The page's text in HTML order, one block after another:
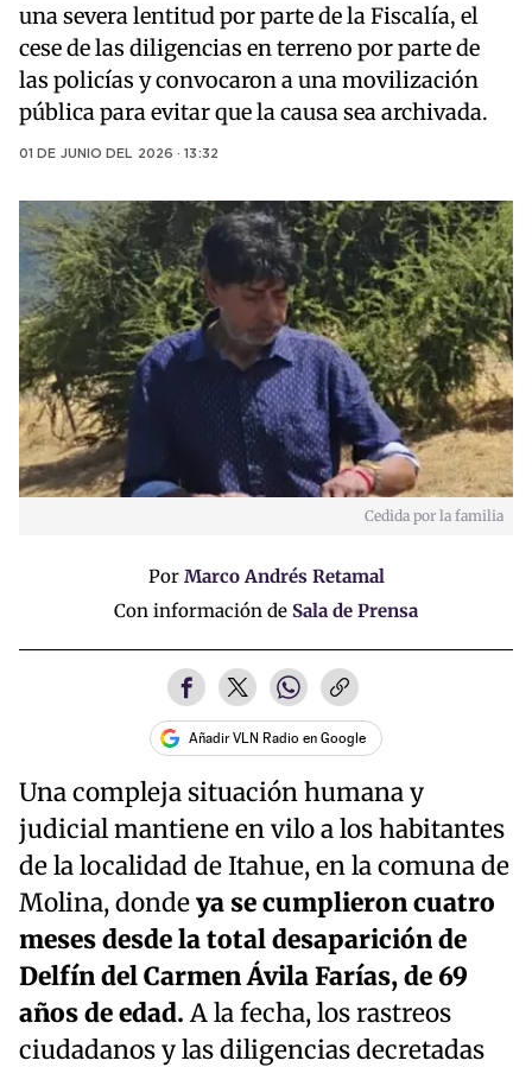
una severa lentitud por parte de la Fiscalía, el
cese de las diligencias en terreno por parte de
las policías y convocaron a una movilización
pública para evitar que la causa sea archivada.
01 DE JUNIO DEL 2026 · 13:32
Cedida por la familia
Por Marco Andrés Retamal
Con información de Sala de Prensa
Añadir VLN Radio en Google
Una compleja situación humana y
judicial mantiene en vilo a los habitantes
de la localidad de Itahue, en la comuna de
Molina, dondeya se cumplieron cuatro
meses desde la total desaparición de
Delfín del Carmen Ávila Farías, de 69
años de edad.A la fecha, los rastreos
ciudadanos y las diligencias decretadas